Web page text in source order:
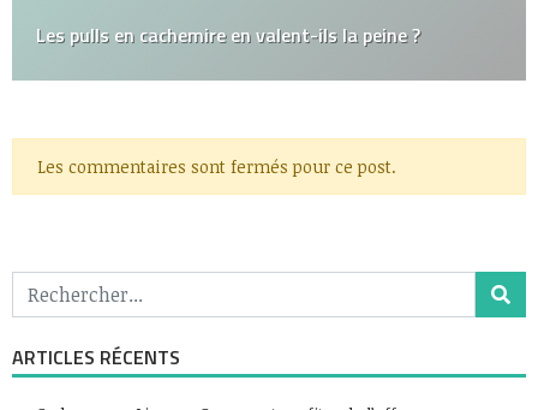
Les pulls en cachemire en valent-ils la peine ?
Les commentaires sont fermés pour ce post.
ARTICLES RÉCENTS